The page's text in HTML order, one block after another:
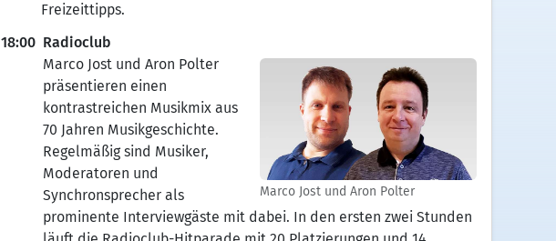
Freizeittipps.
18:00 Radioclub
Marco Jost und Aron Polter
Marco Jost und Aron Polter
präsentieren einen
kontrastreichen Musikmix aus
70 Jahren Musikgeschichte.
Regelmäßig sind Musiker,
Moderatoren und
Synchronsprecher als
prominente Interviewgäste mit dabei. In den ersten zwei Stunden